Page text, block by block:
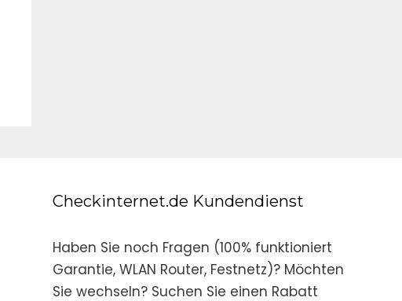
Checkinternet.de Kundendienst
Haben Sie noch Fragen (100% funktioniert
Garantie, WLAN Router, Festnetz)? Möchten
Sie wechseln? Suchen Sie einen Rabatt